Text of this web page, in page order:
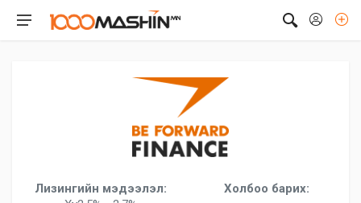
Лизингийн мэдээлэл:
Холбоо барих: